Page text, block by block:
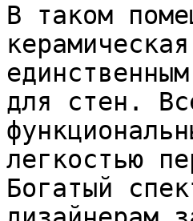
В таком
для стен.
легкостью
Богатый